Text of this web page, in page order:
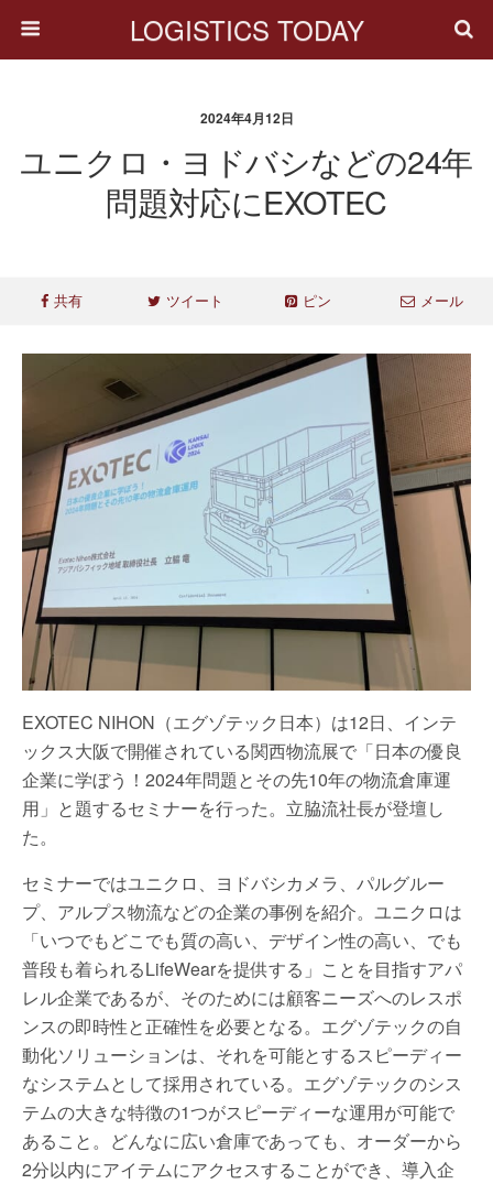
LOGISTICS TODAY
2024年4月12日
ユニクロ・ヨドバシなどの24年
問題対応にEXOTEC
共有 ツイート ピン メール
EXOTEC NIHON（エグゾテック日本）は12日、インテ
ックス大阪で開催されている関西物流展で「日本の優良
企業に学ぼう！2024年問題とその先10年の物流倉庫運
用」と題するセミナーを行った。立脇流社長が登壇し
た。
セミナーではユニクロ、ヨドバシカメラ、パルグルー
プ、アルプス物流などの企業の事例を紹介。ユニクロは
「いつでもどこでも質の高い、デザイン性の高い、でも
普段も着られるLifeWearを提供する」ことを目指すアパ
レル企業であるが、そのためには顧客ニーズへのレスポ
ンスの即時性と正確性を必要となる。エグゾテックの自
動化ソリューションは、それを可能とするスピーディー
なシステムとして採用されている。エグゾテックのシス
テムの大きな特徴の1つがスピーディーな運用が可能で
あること。どんなに広い倉庫であっても、オーダーから
2分以内にアイテムにアクセスすることができ、導入企